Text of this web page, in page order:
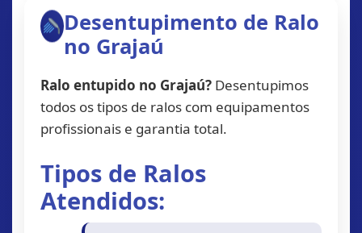
Desentupimento de Ralo
no Grajaú
Ralo entupido no Grajaú? Desentupimos
todos os tipos de ralos com equipamentos
profissionais e garantia total.
Tipos de Ralos
Atendidos: